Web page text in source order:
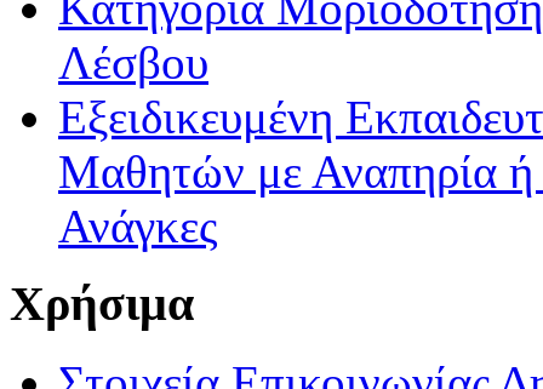
Λέσβου
Εξειδικευμένη
Μαθητών με Αναπηρία ή /
Ανάγκες
Χρήσιμα